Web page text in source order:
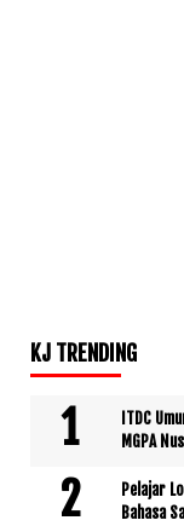
KJ TRENDING
ITDC
MGPA
Pelajar
Bahasa